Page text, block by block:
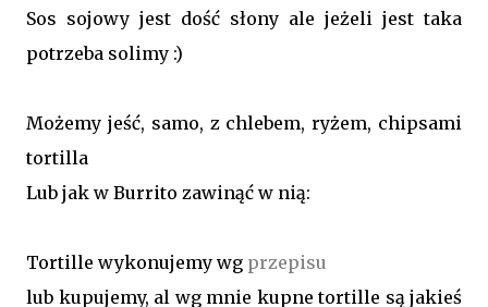
Sos sojowy jest dość słony ale jeżeli jest taka
potrzeba solimy :)
Możemy jeść, samo, z chlebem, ryżem, chipsami
tortilla
Lub jak w Burrito zawinąć w nią:
Tortille wykonujemy wg przepisu
lub kupujemy, al wg mnie kupne tortille są jakieś